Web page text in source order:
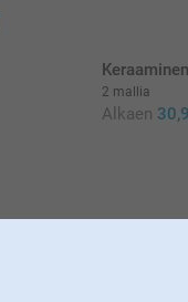
2 mallia
Alkaen
Kylpytakki